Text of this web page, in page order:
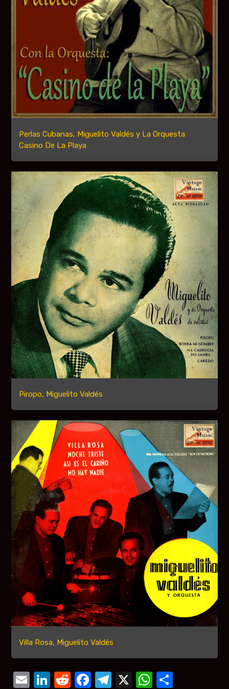
Perlas Cubanas, Miguelito Valdés y La Orquesta
Casino De La Playa
Piropo, Miguelito Valdés
Villa Rosa, Miguelito Valdés
Email
LinkedIn
Reddit
Facebook
Telegram
X